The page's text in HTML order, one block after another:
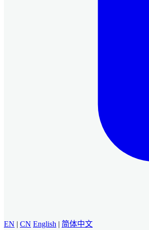
EN | CN English | 简体中文